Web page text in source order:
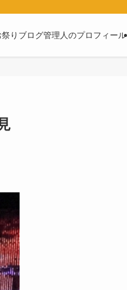
祭りブログ管理人のプロフィール